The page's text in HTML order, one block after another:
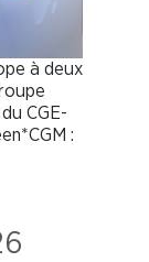
à deux
CGE-
: